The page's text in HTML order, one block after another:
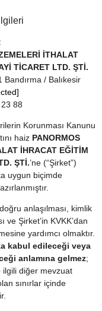
İTHALAT
TİCARET LTD. ŞTİ.
/ Balıkesir
88
Korunması Kanunu
haiz PANORMOS
İHRACAT EĞİTİM
ŞTİ.’ne (“Şirket”)
uygun biçimde
anlaşılması, kimlik
ve Şirket’in KVKK’dan
yardımcı olmaktır.
kabul edileceği veya
anlamına gelmez;
ilgili diğer mevzuat
sınırlar içinde